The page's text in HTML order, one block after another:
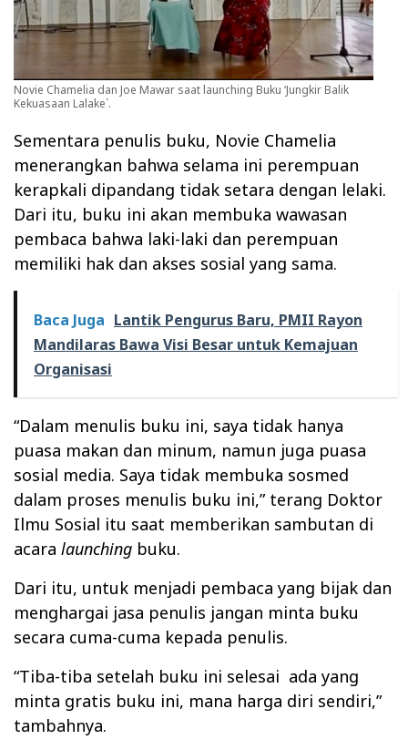
Novie Chamelia dan Joe Mawar saat launching Buku ‘Jungkir Balik
Kekuasaan Lalake`.
Sementara penulis buku, Novie Chamelia
menerangkan bahwa selama ini perempuan
kerapkali dipandang tidak setara dengan lelaki.
Dari itu, buku ini akan membuka wawasan
pembaca bahwa laki-laki dan perempuan
memiliki hak dan akses sosial yang sama.
Baca Juga Lantik Pengurus Baru, PMII Rayon
Mandilaras Bawa Visi Besar untuk Kemajuan
Organisasi
“Dalam menulis buku ini, saya tidak hanya
puasa makan dan minum, namun juga puasa
sosial media. Saya tidak membuka sosmed
dalam proses menulis buku ini,” terang Doktor
Ilmu Sosial itu saat memberikan sambutan di
acara launching buku.
Dari itu, untuk menjadi pembaca yang bijak dan
menghargai jasa penulis jangan minta buku
secara cuma-cuma kepada penulis.
“Tiba-tiba setelah buku ini selesai ada yang
minta gratis buku ini, mana harga diri sendiri,”
tambahnya.